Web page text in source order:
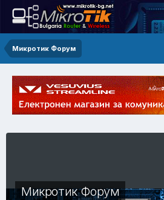
Микротик Форум
Микротик Форум